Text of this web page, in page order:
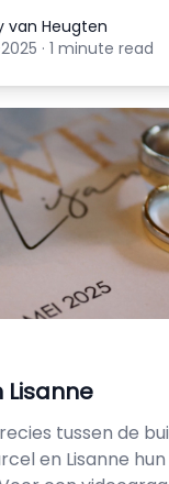
van Heugten
· 1 minute read
Lisanne
tussen de
en Lisanne